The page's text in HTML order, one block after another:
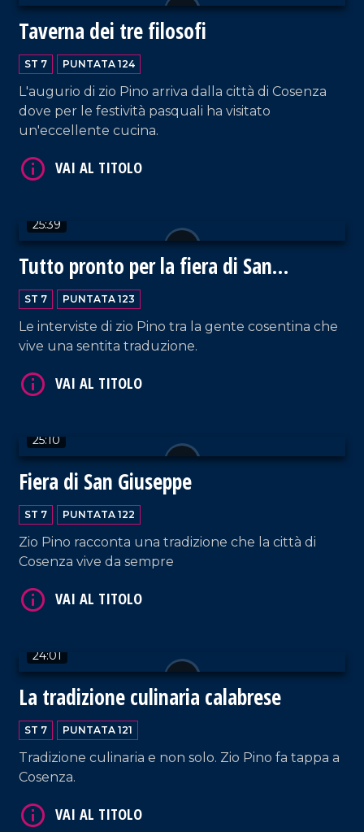
Taverna dei tre filosofi
ST 7 PUNTATA 124
L'augurio di zio Pino arriva dalla città di Cosenza
dove per le festività pasquali ha visitato
un'eccellente cucina.
25:39
Tutto pronto per la fiera di San
Giuseppe
ST 7 PUNTATA 123
Le interviste di zio Pino tra la gente cosentina che
vive una sentita traduzione.
25:10
Fiera di San Giuseppe
ST 7 PUNTATA 122
Zio Pino racconta una tradizione che la città di
Cosenza vive da sempre
24:01
La tradizione culinaria calabrese
ST 7 PUNTATA 121
Tradizione culinaria e non solo. Zio Pino fa tappa a
Cosenza.
VAI AL TITOLO
VAI AL TITOLO
VAI AL TITOLO